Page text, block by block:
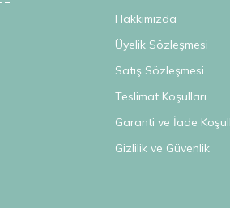
Hakkımızda
Üyelik Sözleşmesi
Satış Sözleşmesi
Teslimat Koşulları
Garanti ve İade
Gizlilik ve Güvenlik